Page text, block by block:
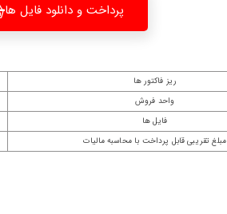
پرداخت و دانلود فایل ها
ریز فاکتور ها
واحد فروش
فایل ها
مبلغ تقریبی قابل پرداخت با محاسبه مالیات